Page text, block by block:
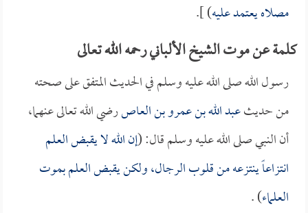
مصلاه يعتمد عليه) ].
كلمة عن موت الشيخ الألباني رحمه الله تعالى
رسول الله صلى الله عليه وسلم في الحديث المتفق على صحته
من حديثعبد الله بن عمرو بن العاصرضي الله تعالى عنهما،
أن النبي صلى الله عليه وسلم قال: (إن الله لا يقبض العلم
انتزاعاً ينتزعه من قلوب الرجال، ولكن يقبض العلم بموت
العلماء) .